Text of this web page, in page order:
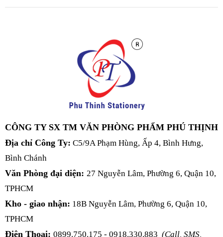
CÔNG TY SX TM VĂN PHÒNG PHẨM PHÚ THỊNH
Địa chỉ Công Ty: C5/9A Phạm Hùng, Ấp 4, Bình Hưng,
Bình Chánh
Văn Phòng đại diện: 27 Nguyễn Lâm, Phường 6, Quận 10,
TPHCM
Kho - giao nhận: 18B Nguyễn Lâm, Phường 6, Quận 10,
TPHCM
Điện Thoại: 0899.750.175 - 0918.330.883 (Call, SMS,